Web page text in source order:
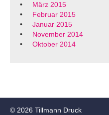
März 2015
Februar 2015
Januar 2015
November 2014
Oktober 2014
© 2026 Tillmann Druck